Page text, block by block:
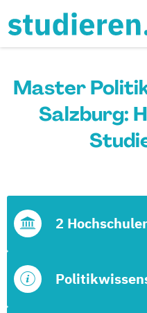
Master
Salzburg:
2